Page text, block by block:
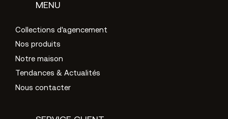
MENU
Collections d'agencement
Nos produits
Notre maison
Tendances & Actualités
Nous contacter